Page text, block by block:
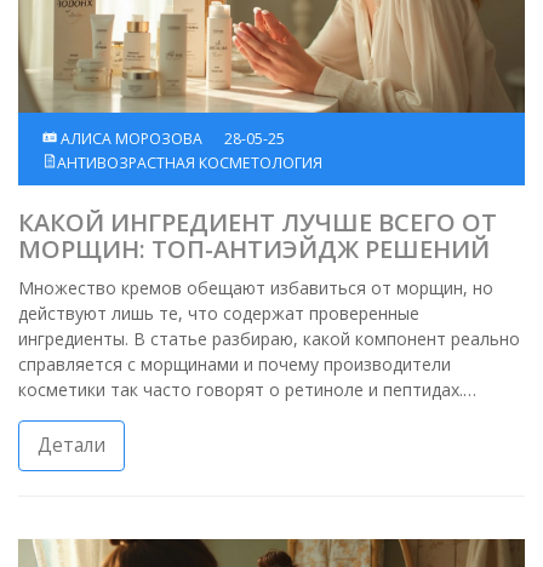
АЛИСА МОРОЗОВА
28-05-25
АНТИВОЗРАСТНАЯ КОСМЕТОЛОГИЯ
КАКОЙ ИНГРЕДИЕНТ ЛУЧШЕ ВСЕГО ОТ
МОРЩИН: ТОП-АНТИЭЙДЖ РЕШЕНИЙ
Множество кремов обещают избавиться от морщин, но
действуют лишь те, что содержат проверенные
ингредиенты. В статье разбираю, какой компонент реально
справляется с морщинами и почему производители
косметики так часто говорят о ретиноле и пептидах.
морщины, но все равно нужна коже. Делюсь, как грамотно
выбрать антивозрастное средство и на что смотреть в
Детали